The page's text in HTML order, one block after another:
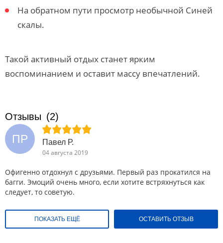
На обратном пути просмотр необычной Синей
скалы.
Такой активный отдых станет ярким
воспоминанием и оставит массу впечатлений.
Отзывы (2)
ПР
Павел Р.
04 августа 2019
Офигенно отдохнул с друзьями. Первый раз прокатился на
багги. Эмоций очень много, если хотите встряхнуться как
следует, то советую.
ПОКАЗАТЬ ЕЩЁ ОСТАВИТЬ ОТЗЫВ